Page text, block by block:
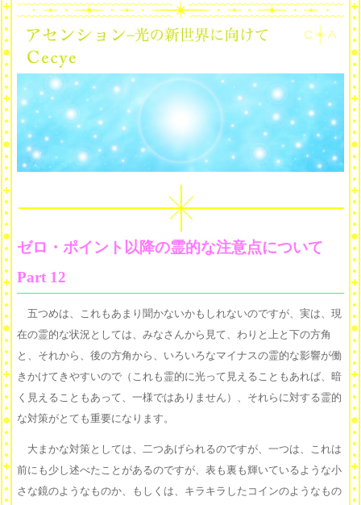
ゼロ・ポイント以降の霊的な注意点について
Part 12
五つめは、これもあまり聞かないかもしれないのですが、実は、現
在の霊的な状況としては、みなさんから見て、わりと上と下の方角
と、それから、後の方角から、いろいろなマイナスの霊的な影響が働
きかけてきやすいので（これも霊的に光って見えることもあれば、暗
く見えることもあって、一様ではありません）、それらに対する霊的
な対策がとても重要になります。
大まかな対策としては、二つあげられるのですが、一つは、これは
前にも少し述べたことがあるのですが、表も裏も輝いているような小
さな鏡のようなものか、もしくは、キラキラしたコインのようなもの